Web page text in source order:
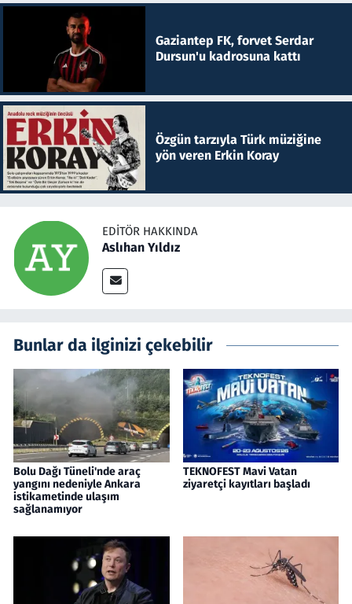
Gaziantep FK, forvet Serdar
Dursun'u kadrosuna kattı
Özgün tarzıyla Türk müziğine
yön veren Erkin Koray
EDITÖR HAKKINDA
Aslıhan Yıldız
Bunlar da ilginizi çekebilir
Bolu Dağı Tüneli'nde araç
yangını nedeniyle Ankara
istikametinde ulaşım
sağlanamıyor
TEKNOFEST Mavi Vatan
ziyaretçi kayıtları başladı